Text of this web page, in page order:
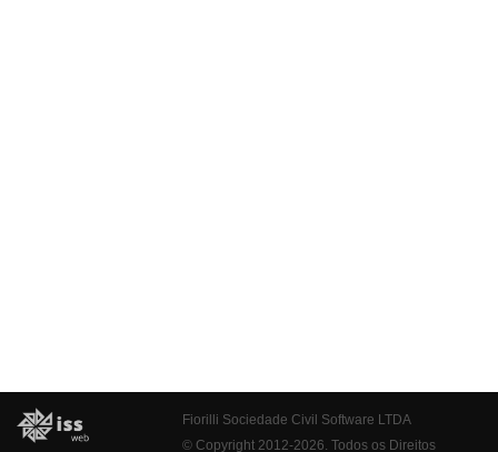
Fiorilli Sociedade Civil Software LTDA
© Copyright 2012-2026. Todos os Direitos